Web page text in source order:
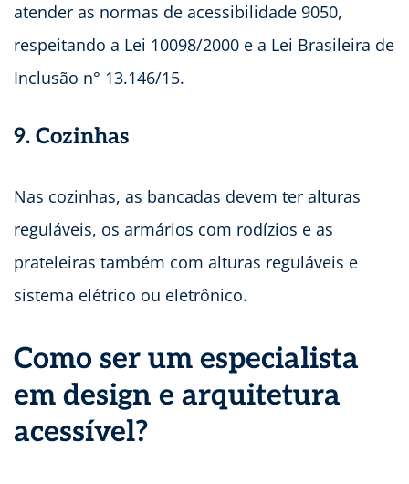
atender as normas de acessibilidade 9050,
respeitando a Lei 10098/2000 e a Lei Brasileira de
Inclusão n° 13.146/15.
9. Cozinhas
Nas cozinhas, as bancadas devem ter alturas
reguláveis, os armários com rodízios e as
prateleiras também com alturas reguláveis e
sistema elétrico ou eletrônico.
Como ser um especialista
em design e arquitetura
acessível?